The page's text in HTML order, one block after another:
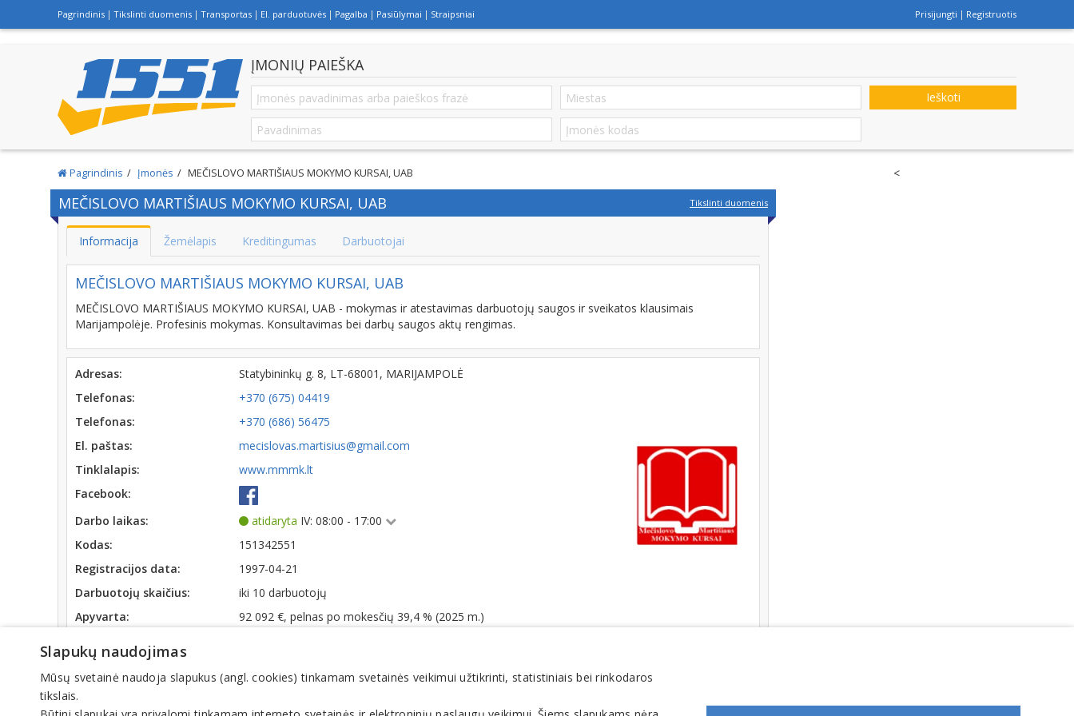
Pagrindinis Tikslinti duomenis Transportas El. parduotuvės Pagalba Pasiūlymai Straipsniai Prisijungti Registruotis
ĮMONIŲ PAIEŠKA
Ieškoti
Pagrindinis Įmonės MEČISLOVO MARTIŠIAUS MOKYMO KURSAI, UAB
MEČISLOVO MARTIŠIAUS MOKYMO KURSAI, UAB Tikslinti duomenis
Informacija Žemėlapis Kreditingumas Darbuotojai
MEČISLOVO MARTIŠIAUS MOKYMO KURSAI, UAB
MEČISLOVO MARTIŠIAUS MOKYMO KURSAI, UAB - mokymas ir atestavimas darbuotojų saugos ir sveikatos klausimais
Marijampolėje. Profesinis mokymas. Konsultavimas bei darbų saugos aktų rengimas.
Adresas:
Statybininkų g. 8, LT-68001, MARIJAMPOLĖ
Telefonas:
+370 (675) 04419
Telefonas:
+370 (686) 56475
El. paštas:
mecislovas.martisius@gmail.com
Tinklalapis:
www.mmmk.lt
Facebook:
Darbo laikas:
atidaryta IV: 08:00 - 17:00
Kodas:
151342551
Registracijos data:
1997-04-21
Darbuotojų skaičius:
iki 10 darbuotojų
Apyvarta:
92 092 €, pelnas po mokesčių 39,4 % (2025 m.)
Veiklos sritys
Darbų sauga, mokymai
Darbuotojų sauga
Mokymo centrai, mokymai, kursai
Priešgaisrinės, darbų saugos kursai
<
Slapukų naudojimas
Mūsų svetainė naudoja slapukus (angl. cookies) tinkamam svetainės veikimui užtikrinti, statistiniais bei rinkodaros
tikslais.